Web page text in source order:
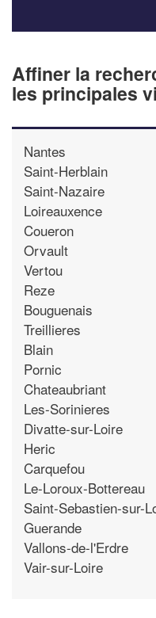
Affiner la
les principales
Nantes
Saint-Herblain
Saint-Nazaire
Loireauxence
Coueron
Orvault
Vertou
Reze
Bouguenais
Treillieres
Blain
Pornic
Chateaubriant
Les-Sorinieres
Divatte-sur-Loire
Heric
Carquefou
Le-Loroux-Bottereau
Saint-Sebastien-sur-
Guerande
Vallons-de-l'Erdre
Vair-sur-Loire